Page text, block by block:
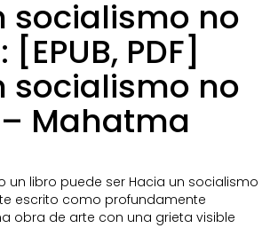
socialismo no
PDF]
socialismo no
Mahatma
un libro puede ser Hacia un socialismo
escrito como profundamente
obra de arte con una grieta visible